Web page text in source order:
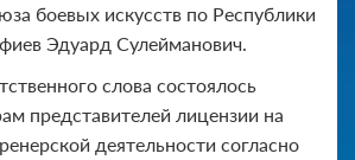
боевых искусств по Республики
Эдуард Сулейманович.
слова состоялось
представителей лицензии на
деятельности согласно